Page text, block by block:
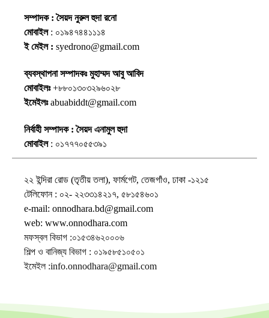
সম্পাদক : সৈয়দ নুরুল হুদা রনো
মোবাইল: ০১৯৪৭৪৪১১১৪
ই মেইল : syedrono@gmail.com
ব্যবস্থাপনা সম্পাদকঃ মুহাম্মদ আবু আবিদ
মোবাইলঃ+৮৮০১৩০৩২৯৬০২৮
ইমেইলঃabuabiddt@gmail.com
নির্বাহী সম্পাদক : সৈয়দ এনামুল হুদা
মোবাইল: ০১৭৭৭০৫৫৩৯১
২২ ইন্দিরা রোড (তৃতীয় তলা), ফার্মগেট, তেজগাঁও, ঢাকা -১২১৫
টেলিফোন : ০২- ২২৩৩১৪২১৭, ৫৮১৫৪৬০১
e-mail: onnodhara.bd@gmail.com
web: www.onnodhara.com
মফস্বল বিভাগ :০১৫৩৪৬২০০০৬
শিল্প ও বানিজ্য বিভাগ : ০১৯৫৮৫১০৫০১
ইমেইল :info.onnodhara@gmail.com